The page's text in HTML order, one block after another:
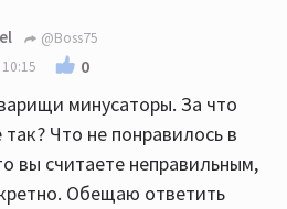
@Boss75
0
минусаторы. За что
Что не понравилось в
вы считаете неправильным,
Обещаю ответить